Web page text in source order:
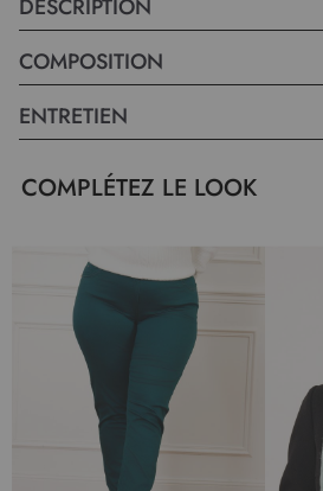
DESCRIPTION
COMPOSITION
ENTRETIEN
COMPLÉTEZ LE LOOK